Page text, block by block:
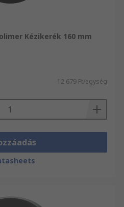
Kézikerék 160 mm
12 679 Ft/egység